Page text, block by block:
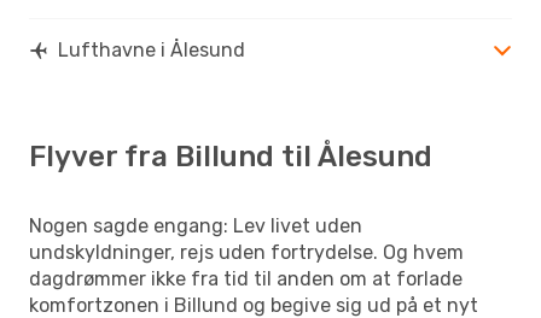
Lufthavne i Ålesund
Flyver fra Billund til Ålesund
Nogen sagde engang: Lev livet uden
undskyldninger, rejs uden fortrydelse. Og hvem
dagdrømmer ikke fra tid til anden om at forlade
komfortzonen i Billund og begive sig ud på et nyt